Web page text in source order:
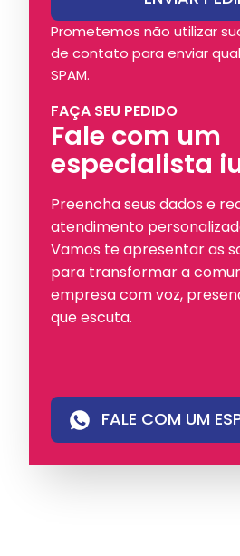
FAÇA SEU PEDIDO
Fale com um
especialista
Preencha seus dados e
atendimento
Vamos te apresentar as
para transformar a
empresa com voz,
que escuta.
FALE COM UM
Prometemos não utilizar
de contato para enviar
SPAM.